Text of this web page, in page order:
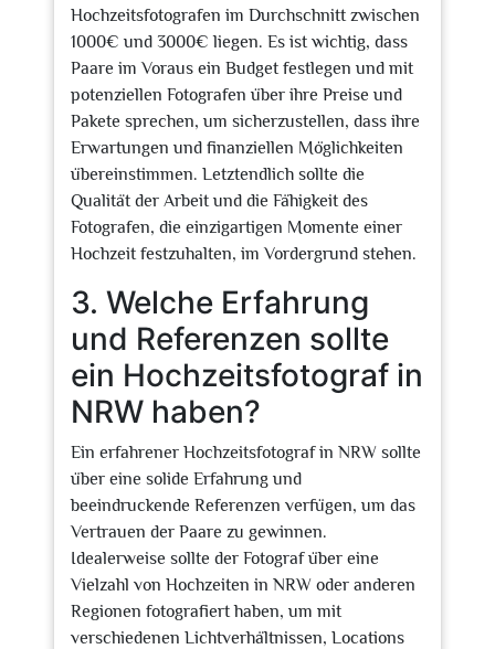
Hochzeitsfotografen im Durchschnitt zwischen
1000€ und 3000€ liegen. Es ist wichtig, dass
Paare im Voraus ein Budget festlegen und mit
potenziellen Fotografen über ihre Preise und
Pakete sprechen, um sicherzustellen, dass ihre
Erwartungen und finanziellen Möglichkeiten
übereinstimmen. Letztendlich sollte die
Qualität der Arbeit und die Fähigkeit des
Fotografen, die einzigartigen Momente einer
Hochzeit festzuhalten, im Vordergrund stehen.
3. Welche Erfahrung
und Referenzen sollte
ein Hochzeitsfotograf in
NRW haben?
Ein erfahrener Hochzeitsfotograf in NRW sollte
über eine solide Erfahrung und
beeindruckende Referenzen verfügen, um das
Vertrauen der Paare zu gewinnen.
Idealerweise sollte der Fotograf über eine
Vielzahl von Hochzeiten in NRW oder anderen
Regionen fotografiert haben, um mit
verschiedenen Lichtverhältnissen, Locations